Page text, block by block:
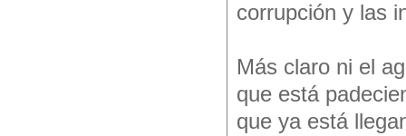
corrupción y las
Más claro ni el
que está
que ya está